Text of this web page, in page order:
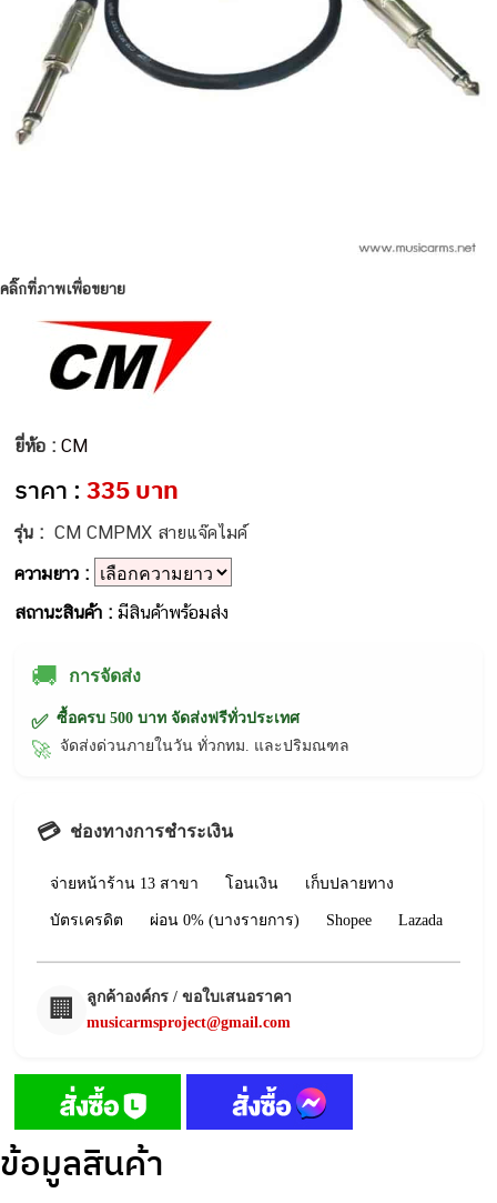
คลิ๊กที่ภาพเพื่อขยาย
ยี่ห้อ :CM
ราคา :335 บาท
รุ่น :CM CMPMX สายแจ๊คไมค์
ความยาว :
สถานะสินค้า :มีสินค้าพร้อมส่ง
🚚 การจัดส่ง
✅ ซื้อครบ 500 บาท จัดส่งฟรีทั่วประเทศ
🚀 จัดส่งด่วนภายในวัน ทั่วกทม. และปริมณฑล
💳 ช่องทางการชำระเงิน
จ่ายหน้าร้าน 13 สาขา โอนเงิน เก็บปลายทาง
บัตรเครดิต ผ่อน 0% (บางรายการ) Shopee Lazada
🏢
ลูกค้าองค์กร / ขอใบเสนอราคา
musicarmsproject@gmail.com
ข้อมูลสินค้า